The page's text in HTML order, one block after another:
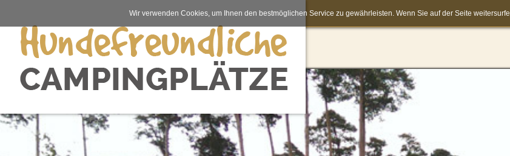
Wir verwenden Cookies, um Ihnen den bestmöglichen Service zu gewährleisten. Wenn Sie auf der Seite